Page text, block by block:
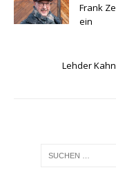
Frank
ein
Lehder